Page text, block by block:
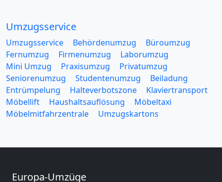
Umzugsservice
Umzugsservice Behördenumzug
Büroumzug
Fernumzug
Firmenumzug
Laborumzug
Mini Umzug
Praxisumzug
Privatumzug
Seniorenumzug
Studentenumzug
Beiladung
Entrümpelung
Halteverbotszone
Klaviertransport
Möbellift
Haushaltsauflösung
Möbeltaxi
Möbelmitfahrzentrale
Umzugskartons
Europa-Umzüge